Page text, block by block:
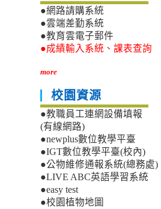
●網路請購系統
●雲端差勤系統
●教育雲電子郵件
●成績輸入系統、課表查詢
more
校園資源
●教職員工連網設備填報
(有線網路)
●newplus數位教學平臺
●IGT數位教學平臺(校內)
●公物維修通報系統(總務處)
●LIVE ABC英語學習系統
●easy test
●校園植物地圖